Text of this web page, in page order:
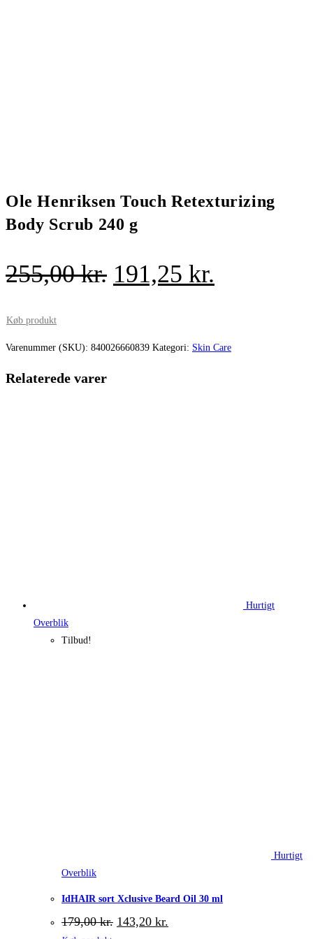
Ole Henriksen Touch Retexturizing
Body Scrub 240 g
255,00kr. Den
var:
191,25 kr.
er:
Køb produkt
Varenummer (SKU): 840026660839 Kategori: Skin Care
Relaterede varer
Hurtigt
Overblik
Tilbud!
Hurtigt
Overblik
IdHAIR sort Xclusive Beard Oil 30 ml
179,00kr. Den
oprindelige
143,20 kr.